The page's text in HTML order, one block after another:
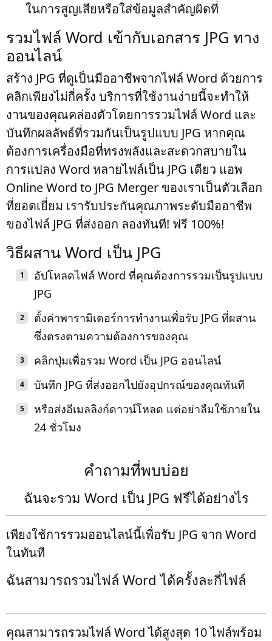
ในการสูญเสียหรือใส่ข้อมูลสำคัญผิดที่
รวมไฟล์ Word เข้ากับเอกสาร JPG ทาง
ออนไลน์
สร้าง JPG ที่ดูเป็นมืออาชีพจากไฟล์ Word ด้วยการ
คลิกเพียงไม่กี่ครั้ง บริการที่ใช้งานง่ายนี้จะทำให้
งานของคุณคล่องตัวโดยการรวมไฟล์ Word และ
บันทึกผลลัพธ์ที่รวมกันเป็นรูปแบบ JPG หากคุณ
ต้องการเครื่องมือที่ทรงพลังและสะดวกสบายใน
การแปลง Word หลายไฟล์เป็น JPG เดียว แอพ
Online Word to JPG Merger ของเราเป็นตัวเลือก
ที่ยอดเยี่ยม เรารับประกันคุณภาพระดับมืออาชีพ
ของไฟล์ JPG ที่ส่งออก ลองทันที! ฟรี 100%!
วิธีผสาน Word เป็น JPG
อัปโหลดไฟล์ Word ที่คุณต้องการรวมเป็นรูปแบบ
JPG
ตั้งค่าพารามิเตอร์การทำงานเพื่อรับ JPG ที่ผสาน
ซึ่งตรงตามความต้องการของคุณ
คลิกปุ่มเพื่อรวม Word เป็น JPG ออนไลน์
บันทึก JPG ที่ส่งออกไปยังอุปกรณ์ของคุณทันที
หรือส่งอีเมลลิงก์ดาวน์โหลด แต่อย่าลืมใช้ภายใน
24 ชั่วโมง
คำถามที่พบบ่อย
ฉันจะรวม Word เป็น JPG ฟรีได้อย่างไร
เพียงใช้การรวมออนไลน์นี้เพื่อรับ JPG จาก Word
ในทันที
ฉันสามารถรวมไฟล์ Word ได้ครั้งละกี่ไฟล์
คุณสามารถรวมไฟล์ Word ได้สูงสุด 10 ไฟล์พร้อม